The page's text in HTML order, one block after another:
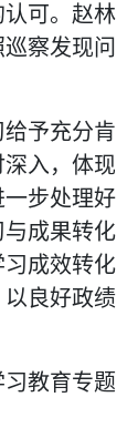
可。赵林
察发现问
予充分肯
入，体现
步处理好
成果转化
成效转化
良好政绩
教育专题